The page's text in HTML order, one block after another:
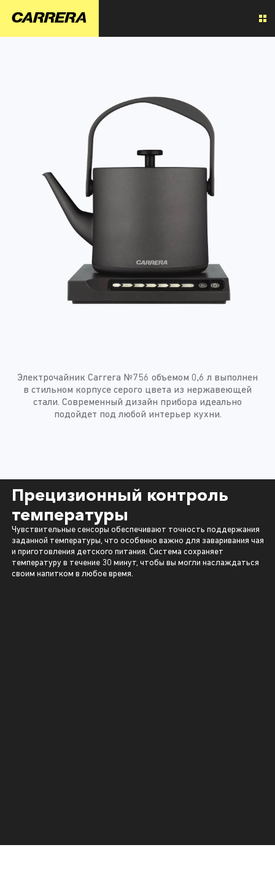
Электрочайник Carrera №756 объемом 0,6 л выполнен
в стильном корпусе серого цвета из нержавеющей
стали. Современный дизайн прибора идеально
подойдет под любой интерьер кухни.
Прецизионный контроль
температуры
Чувствительные сенсоры обеспечивают точность поддержания
заданной температуры, что особенно важно для заваривания чая
и приготовления детского питания. Система сохраняет
температуру в течение 30 минут, чтобы вы могли наслаждаться
своим напитком в любое время.